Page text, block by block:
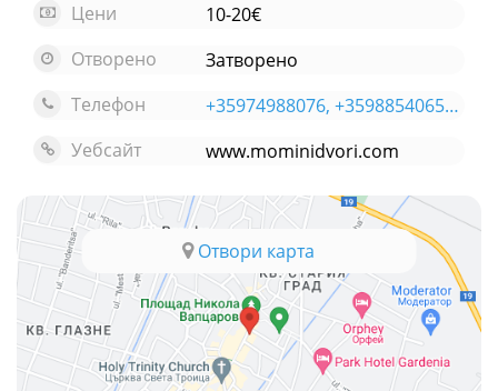
Цени
10-20€
Отворено
Затворено
Телефон
+35974988076, +359885406595
Уебсайт
www.mominidvori.com
Отвори карта